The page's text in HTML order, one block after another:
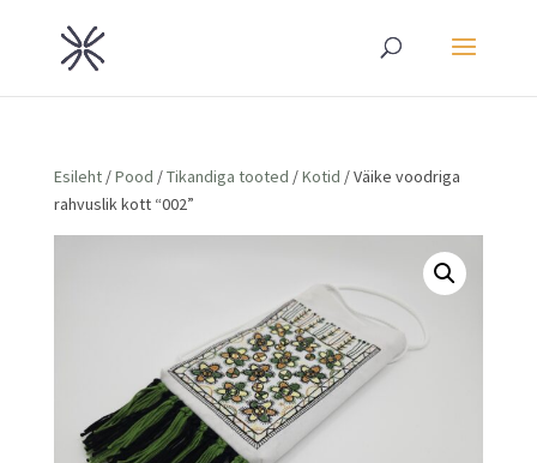
Esileht/Pood /Tikandiga tooted /Kotid / Väike voodriga
rahvuslik kott “002”